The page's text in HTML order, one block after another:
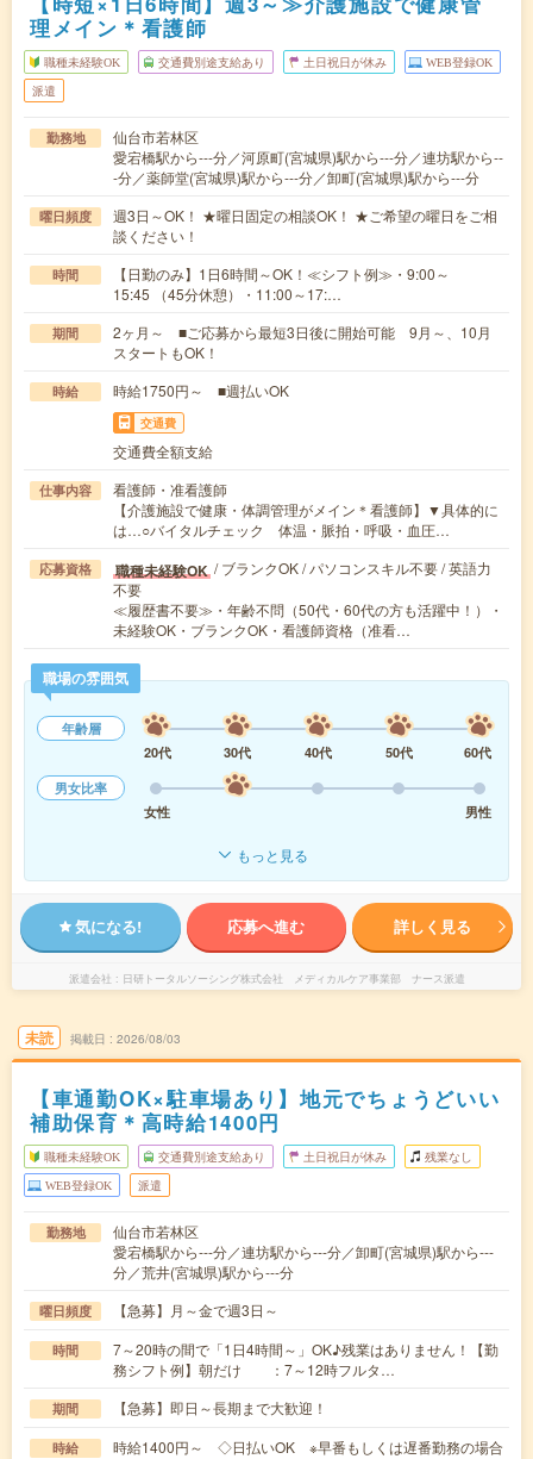
理メイン＊看護師
職種未経験OK 交通費別途支給あり 土日祝日が休み WEB登録OK
派遣
勤務地
仙台市若林区
愛宕橋駅から---分／河原町(宮城県)駅から---分／連坊駅から--
-分／薬師堂(宮城県)駅から---分／卸町(宮城県)駅から---分
曜日頻度
週3日～OK！ ★曜日固定の相談OK！ ★ご希望の曜日をご相
談ください！
時間
【日勤のみ】1日6時間～OK！≪シフト例≫・9:00～
15:45 （45分休憩）・11:00～17:…
期間
2ヶ月～ ■ご応募から最短3日後に開始可能 9月～、10月
スタートもOK！
時給 時給1750円～ ■週払いOK
交通費
交通費全額支給
仕事内容
看護師・准看護師
【介護施設で健康・体調管理がメイン＊看護師】▼具体的に
は…○バイタルチェック 体温・脈拍・呼吸・血圧…
応募資格 職種未経験OK / ブランクOK / パソコンスキル不要 / 英語力
不要
≪履歴書不要≫・年齢不問（50代・60代の方も活躍中！）・
未経験OK・ブランクOK・看護師資格（准看…
職場の雰囲気
年齢層
20代
30代 40代 50代
60代
男女比率
女性
男性
もっと見る
気になる! 応募へ進む 詳しく見る
派遣会社 日研トータルソーシング株式会社 メディカルケア事業部 ナース派遣
未読 掲載日 2026/08/03
【車通勤OK×駐車場あり】地元でちょうどいい
補助保育＊高時給1400円
職種未経験OK 交通費別途支給あり 土日祝日が休み 残業なし
WEB登録OK 派遣
勤務地
仙台市若林区
愛宕橋駅から---分／連坊駅から---分／卸町(宮城県)駅から---
分／荒井(宮城県)駅から---分
曜日頻度 【急募】月～金で週3日～
時間
7～20時の間で「1日4時間～」OK♪残業はありません！【勤
務シフト例】朝だけ ：7～12時フルタ…
期間 【急募】即日～長期まで大歓迎！
時給
時給1400円～ ◇日払いOK ※早番もしくは遅番勤務の場合